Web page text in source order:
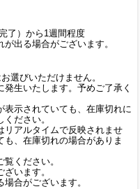
了）から1週間程度
出る場合がございます。
選びいただけません。
発生いたします。予めご了承く
示されていても、在庫切れに
ださい。
リアルタイムで反映されませ
、在庫切れの場合がありま
ください。
います。
合がございます。